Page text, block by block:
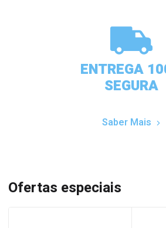
ENTREGA
SEGURA
Saber Mais
Ofertas especiais